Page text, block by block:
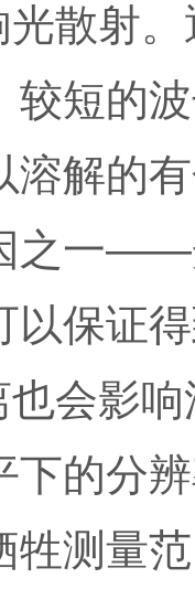
散射
较短的
溶解的
之一——
以保证
会影
下的分
牲测量